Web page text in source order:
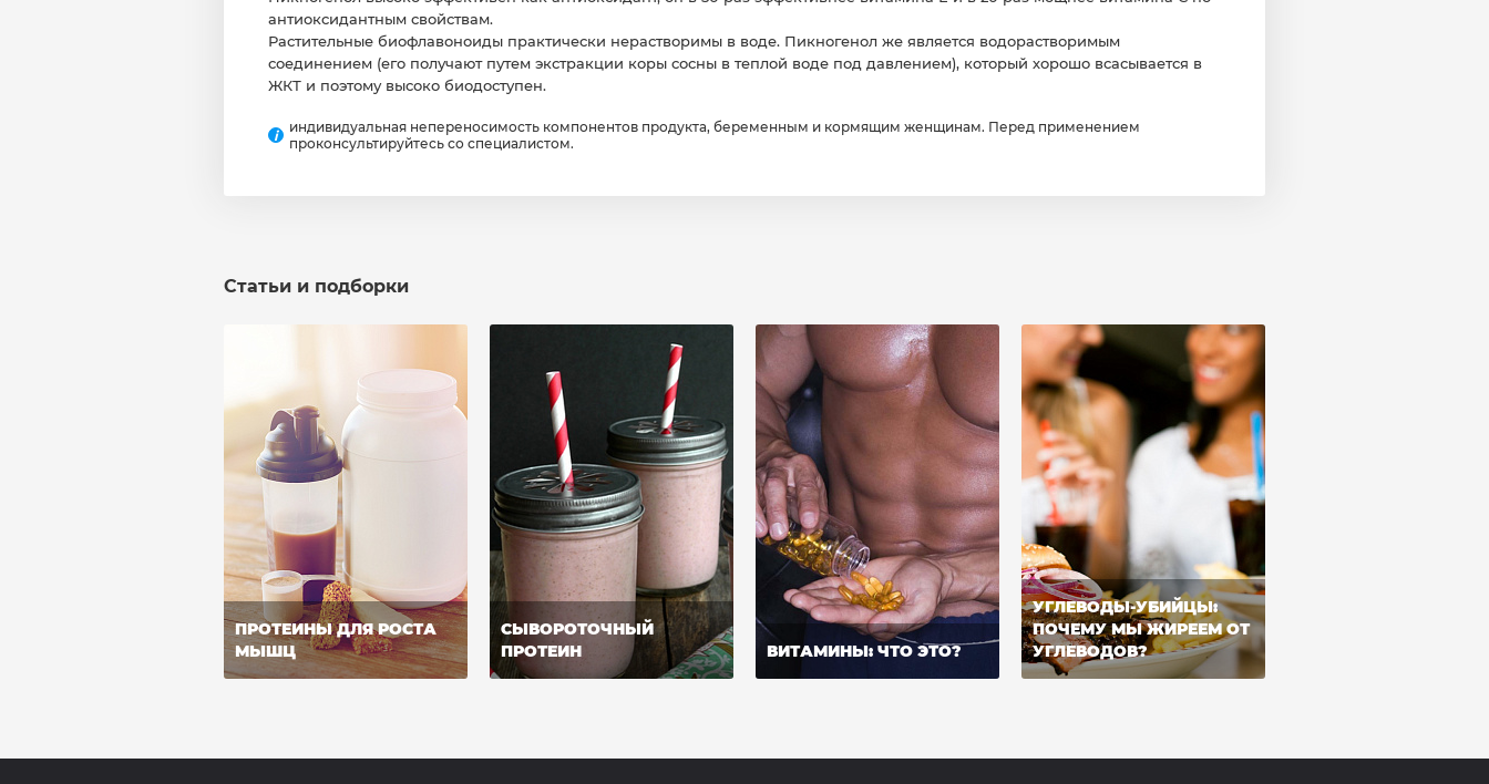
антиоксидантным свойствам.
Растительные биофлавоноиды практически нерастворимы в воде. Пикногенол же является водорастворимым
соединением (его получают путем экстракции коры сосны в теплой воде под давлением), который хорошо всасывается в
ЖКТ и поэтому высоко биодоступен.
i
индивидуальная непереносимость компонентов продукта, беременным и кормящим женщинам. Перед применением
проконсультируйтесь со специалистом.
Статьи и подборки
ПРОТЕИНЫ ДЛЯ РОСТА
МЫШЦ
СЫВОРОТОЧНЫЙ
ПРОТЕИН
ВИТАМИНЫ: ЧТО ЭТО?
УГЛЕВОДЫ-УБИЙЦЫ:
ПОЧЕМУ МЫ ЖИРЕЕМ ОТ
УГЛЕВОДОВ?